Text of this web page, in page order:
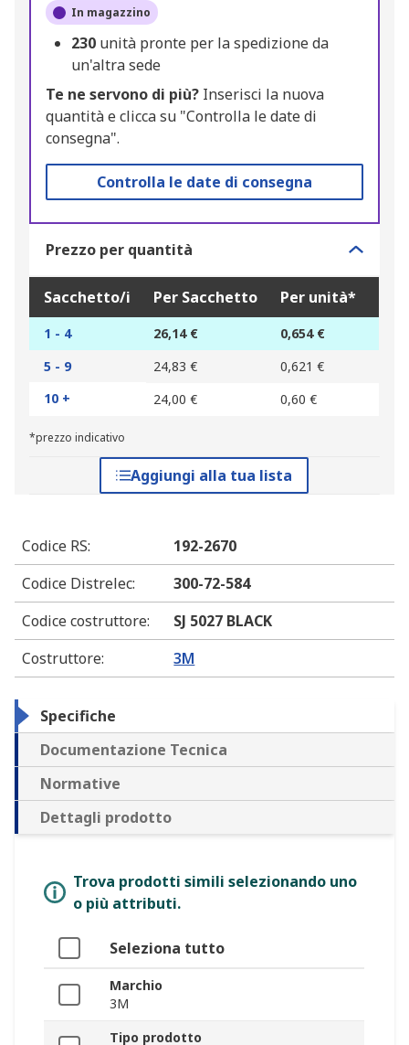
In magazzino
230 unità pronte per la spedizione da
un'altra sede
Te ne servono di più? Inserisci la nuova
quantità e clicca su "Controlla le date di
consegna".
Controlla le date di consegna
Prezzo per quantità
Sacchetto/i Per Sacchetto Per unità*
1 - 4 26,14 €
0,654 €
5 - 9
24,83 €
0,621 €
10 +
24,00 € 0,60 €
*prezzo indicativo
Aggiungi alla tua lista
Codice RS:
192-2670
Codice Distrelec:
300-72-584
Codice costruttore:
SJ 5027 BLACK
Costruttore: 3M
Specifiche
Documentazione Tecnica
Normative
Dettagli prodotto
Trova prodotti simili selezionando uno
o più attributi.
Seleziona tutto
Marchio
3M
Tipo prodotto